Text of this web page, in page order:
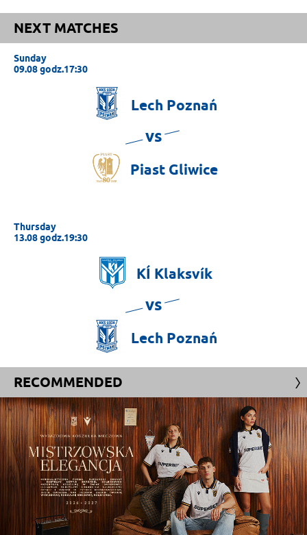
NEXT MATCHES
Sunday
09.08 godz.17:30
Lech Poznań
vs
Piast Gliwice
Thursday
13.08 godz.19:30
KÍ Klaksvík
vs
Lech Poznań
RECOMMENDED